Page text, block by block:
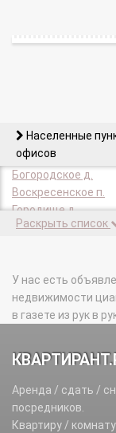
Населенные
офисов
Богородское д.
Воскресенское п.
Городище д.
Губкино д.
Каракашево д.
Князево д.
Лаптево д.
Никольское д.
подсобного
Расторопово д.
Язово д.
Ямонтово д.
Раскрыть список
У нас есть
недвижимости
в газете из рук в
Аренда / сдать /
посредников.
Квартиру /